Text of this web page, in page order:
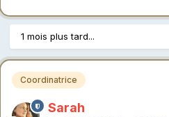
1 mois plus tard...
Coordinatrice
Sarah